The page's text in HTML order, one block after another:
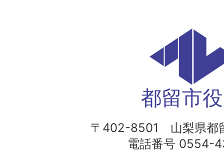
都留市
〒402-8501 山梨県都
電話番号 0554-